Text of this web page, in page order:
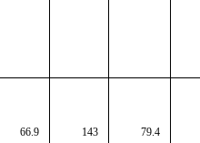
66.9 143 79.4